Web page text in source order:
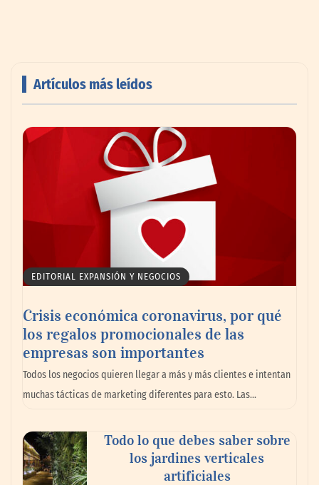
impulsando la colaboración en el sector
La omnicanalidad redefine la forma de
planear viajes en México
Artículos más leídos
EDITORIAL EXPANSIÓN Y NEGOCIOS
Crisis económica coronavirus, por qué
los regalos promocionales de las
empresas son importantes
Todos los negocios quieren llegar a más y más clientes e intentan
muchas tácticas de marketing diferentes para esto. Las…
Todo lo que debes saber sobre
los jardines verticales
artificiales